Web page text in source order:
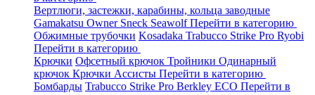
Вертлюги, застежки, карабины, кольца заводные
Gamakatsu Owner Sneck SeawolfПерейти в категорию
Обжимные трубочки Kosadaka Trabucco Strike Pro Ryobi
Перейти в категорию
Крючки Офсетный крючок Тройники Одинарный
крючок Крючки Ассисты Перейти в категорию
Бомбарды Trabucco Strike Pro Berkley ECO Перейти в